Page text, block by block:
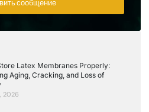
сообщение
Latex Membranes Properly:
Aging, Cracking, and Loss of
2026